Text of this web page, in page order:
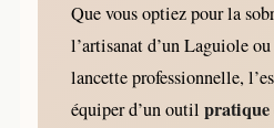
Que vous optiez pour la
l’artisanat d’un Laguiole ou
lancette professionnelle,
équiper d’un outil pratique